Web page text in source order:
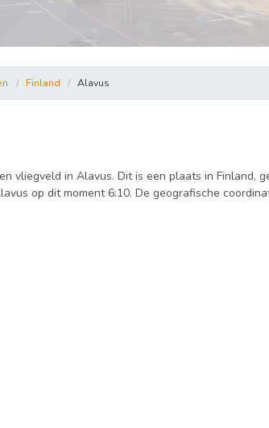
Finland Alavus
vliegveld in Alavus. Dit is een plaats in Finland,
op dit moment 6:10. De geografische